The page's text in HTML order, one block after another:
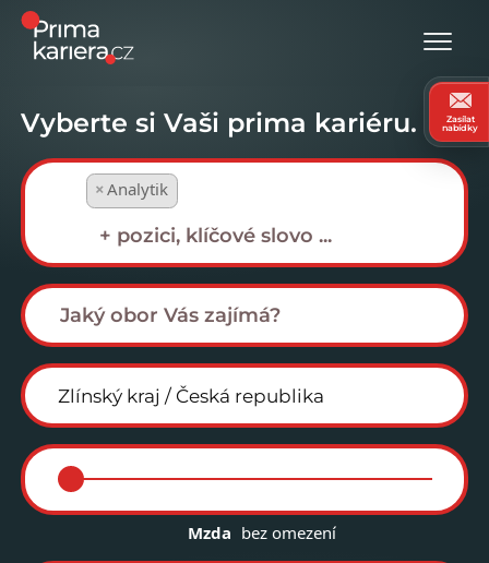
Vyberte si Vaši prima kariéru.
×Analytik
Mzda bez omezení
Zasílat
nabídky